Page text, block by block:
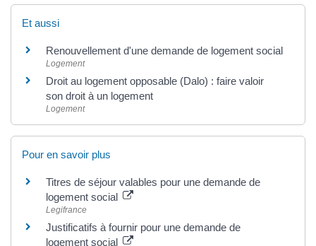
Et aussi
Renouvellement d'une demande de logement social
Logement
Droit au logement opposable (Dalo) : faire valoir
son droit à un logement
Logement
Pour en savoir plus
Titres de séjour valables pour une demande de
logement social
Legifrance
Justificatifs à fournir pour une demande de
logement social